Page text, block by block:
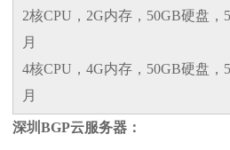
2核CPU，2G内存，50GB硬盘，
月
4核CPU，4G内存，50GB硬盘，
月
深圳BGP云服务器：